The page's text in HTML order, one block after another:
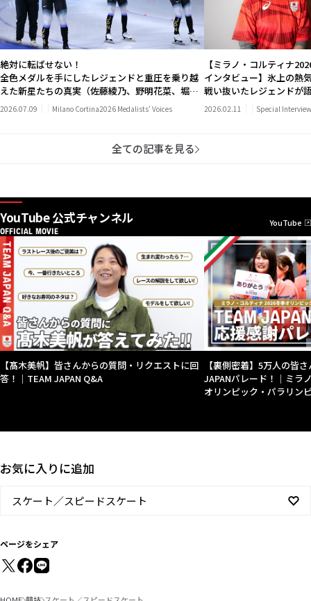
絶対に転ばせない！
全色メダルを手にしたレジェンドと重圧を乗り越
えた新星たちの真実（佐藤綾乃、野明花菜、堀川
桃香）
2026.07.09 Milano Cortina2026 Medalists’ Voices
【ミラノ・コルティナ
インタビュー】氷上の熱
戦い抜いたレジェンドが
JAPANへの期待（長野
ート 銅メダリスト・岡崎
2026.02.11 Special Interview
全ての記事を見る
YouTube 公式チャンネル
OFFICIAL MOVIE
YouTube
【髙木美帆】皆さんからの質問・リクエストに回
答！｜TEAM JAPAN Q&A
【裏側密着】5万人の皆
JAPANパレード！｜ミラ
オリンピック・パラリン
お気に入りに追加
スケート／スピードスケート
ページをシェア